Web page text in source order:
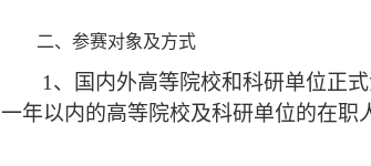
二、参赛对象及方式
1 、国内外高等院校和科研单位正
一年以内的高等院校及科研单位的在职